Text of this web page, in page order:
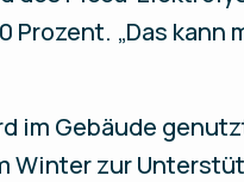
Prozent. „Das
im Gebäude
zur